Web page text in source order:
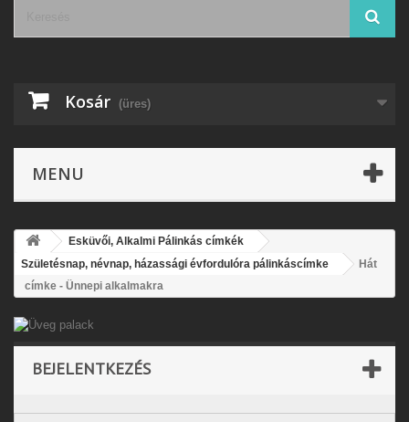
Kosár (üres)
MENU
Esküvői, Alkalmi Pálinkás címkék
Születésnap, névnap, házassági évfordulóra pálinkáscímke
Hát
címke - Ünnepi alkalmakra
BEJELENTKEZÉS